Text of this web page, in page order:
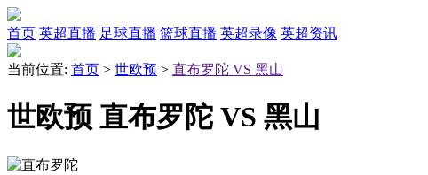
首页 英超直播 足球直播 篮球直播 英超录像 英超资讯
当前位置: 首页 > 世欧预 > 直布罗陀 VS 黑山
世欧预 直布罗陀 VS 黑山